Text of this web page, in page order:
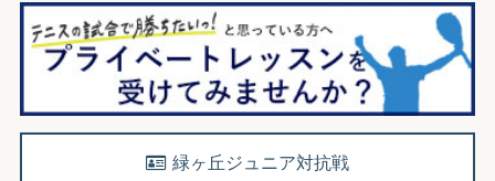
緑ヶ丘ジュニア対抗戦